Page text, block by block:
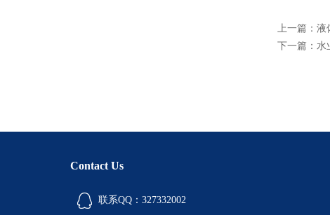
上一篇： 液
下一篇： 水
Contact Us
联系QQ：327332002